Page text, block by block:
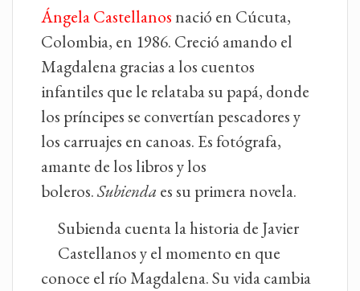
Ángela Castellanosnació en Cúcuta,
Colombia, en 1986. Creció amando el
Magdalena gracias a los cuentos
infantiles que le relataba su papá, donde
los príncipes se convertían pescadores y
los carruajes en canoas. Es fotógrafa,
amante de los libros y los
boleros.Subienda es su primera novela.
Subienda cuenta la historia de Javier
Castellanos y el momento en que
conoce el río Magdalena. Su vida cambia